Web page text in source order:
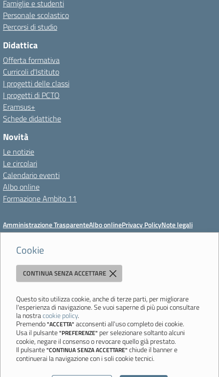
Cookie
CONTINUA SENZA ACCETTARE
Questo sito utilizza cookie, anche di terze parti, per migliorare
l'esperienza di navigazione. Se vuoi saperne di più puoi consultare
la nostracookie policy.
Premendo"ACCETTA" acconsenti all'uso completo dei cookie.
Usa il pulsante"PREFERENZE" per selezionare soltanto alcuni
cookie, negare il consenso o revocare quello già prestato.
Il pulsante"CONTINUA SENZA ACCETTARE" chiude il banner e
continuerai la navigazione con i soli cookie tecnici.
Famiglie e studenti
Personale scolastico
Percorsi di studio
Didattica
Offerta formativa
Curricoli d'Istituto
I progetti delle classi
I progetti di PCTO
Eramsus+
Schede didattiche
Novità
Le notizie
Le circolari
Calendario eventi
Albo online
Formazione Ambito 11
Amministrazione TrasparenteAlbo onlinePrivacy PolicyNote legali
Meccanismo di feedbackDichiarazioni di accessibilitàPreferenze cookie
Istituto di Istruzione Superiore 'Primo Levi'
764354 - Email:mois00200c@istruzione.it- PEC:
mois00200c@pec.istruzione.it
Codice meccanografico: mois00200c - C.F. 94058180368
Ultimo aggiornamento: Lunedì, 3 Agosto 2026 ore 12:05